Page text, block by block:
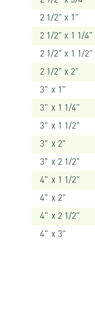
2 1/2" x 1"
2 1/2" x 1 1/4"
2 1/2" x 1 1/2"
2 1/2" x 2"
3" x 1"
3" x 1 1/4"
3" x 1 1/2"
3" x 2"
3" x 2 1/2"
4" x 1 1/2"
4" x 2"
4" x 2 1/2"
4" x 3"